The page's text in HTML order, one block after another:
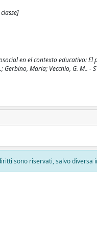
en el contexto educativo:
Maria; Vecchio, G. M.. -
sono riservati, salvo diversa